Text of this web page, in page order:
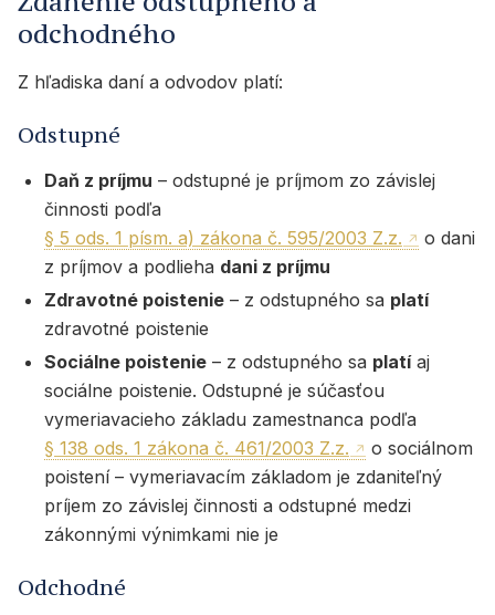
odchodného
Z hľadiska daní a odvodov platí:
Odstupné
Daň z príjmu – odstupné je príjmom zo závislej
činnosti podľa
§ 5 ods. 1 písm. a) zákona č. 595/2003 Z.z.
o dani
z príjmov a podlieha dani z príjmu
Zdravotné poistenie – z odstupného sa platí
zdravotné poistenie
Sociálne poistenie – z odstupného sa platíaj
sociálne poistenie. Odstupné je súčasťou
vymeriavacieho základu zamestnanca podľa
§ 138 ods. 1 zákona č. 461/2003 Z.z.
o sociálnom
poistení – vymeriavacím základom je zdaniteľný
príjem zo závislej činnosti a odstupné medzi
zákonnými výnimkami nie je
Odchodné